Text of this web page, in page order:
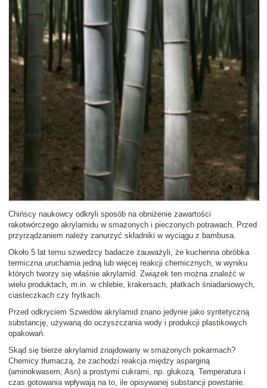
Chińscy naukowcy odkryli sposób na obniżenie zawartości
rakotwórczego akrylamidu w smażonych i pieczonych potrawach. Przed
przyrządzaniem należy zanurzyć składniki w wyciągu z bambusa.
Około 5 lat temu szwedzcy badacze zauważyli, że kuchenna obróbka
termicznauruchamia jedną lub więcej reakcji chemicznych, w wyniku
których tworzy się właśnie akrylamid. Związek ten można znaleźć w
wielu produktach, m.in. w chlebie, krakersach, płatkach śniadaniowych,
ciasteczkach czy frytkach.
Przed odkryciem Szwedów akrylamid znano jedynie jako syntetyczną
substancję, używaną do oczyszczania wody i produkcji plastikowych
opakowań.
Skąd się bierze akrylamid znajdowany w smażonych pokarmach?
Chemicy tłumaczą, że zachodzi reakcja między asparginą
(aminokwasem; Asn) a prostymi cukrami, np. glukozą. Temperatura i
czas gotowania wpływają na to, ile opisywanej substancji powstanie.